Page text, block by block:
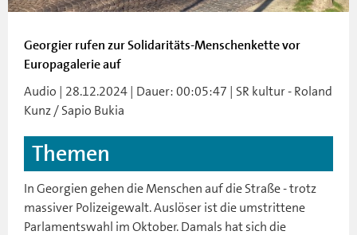
Georgier rufen zur Solidaritäts-Menschenkette vor
Europagalerie auf
Audio | 28.12.2024 | Dauer: 00:05:47 | SR kultur - Roland
Kunz / Sapio Bukia
Themen
In Georgien gehen die Menschen auf die Straße - trotz
massiver Polizeigewalt. Auslöser ist die umstrittene
Parlamentswahl im Oktober. Damals hat sich die